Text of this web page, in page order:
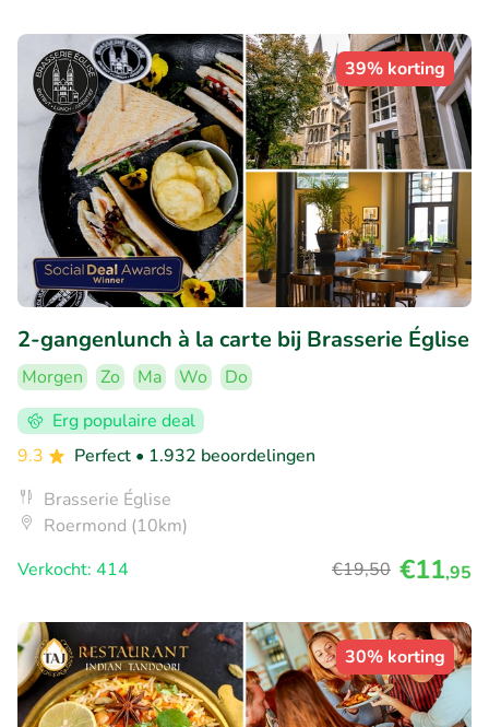
39% korting
2-gangenlunch à la carte bij Brasserie Église
Morgen Zo Ma Wo
Do
Erg populaire deal
9.3
Perfect • 1.932 beoordelingen
Brasserie Église
Roermond (10km)
Verkocht: 414
€19,50 €11,95
30% korting